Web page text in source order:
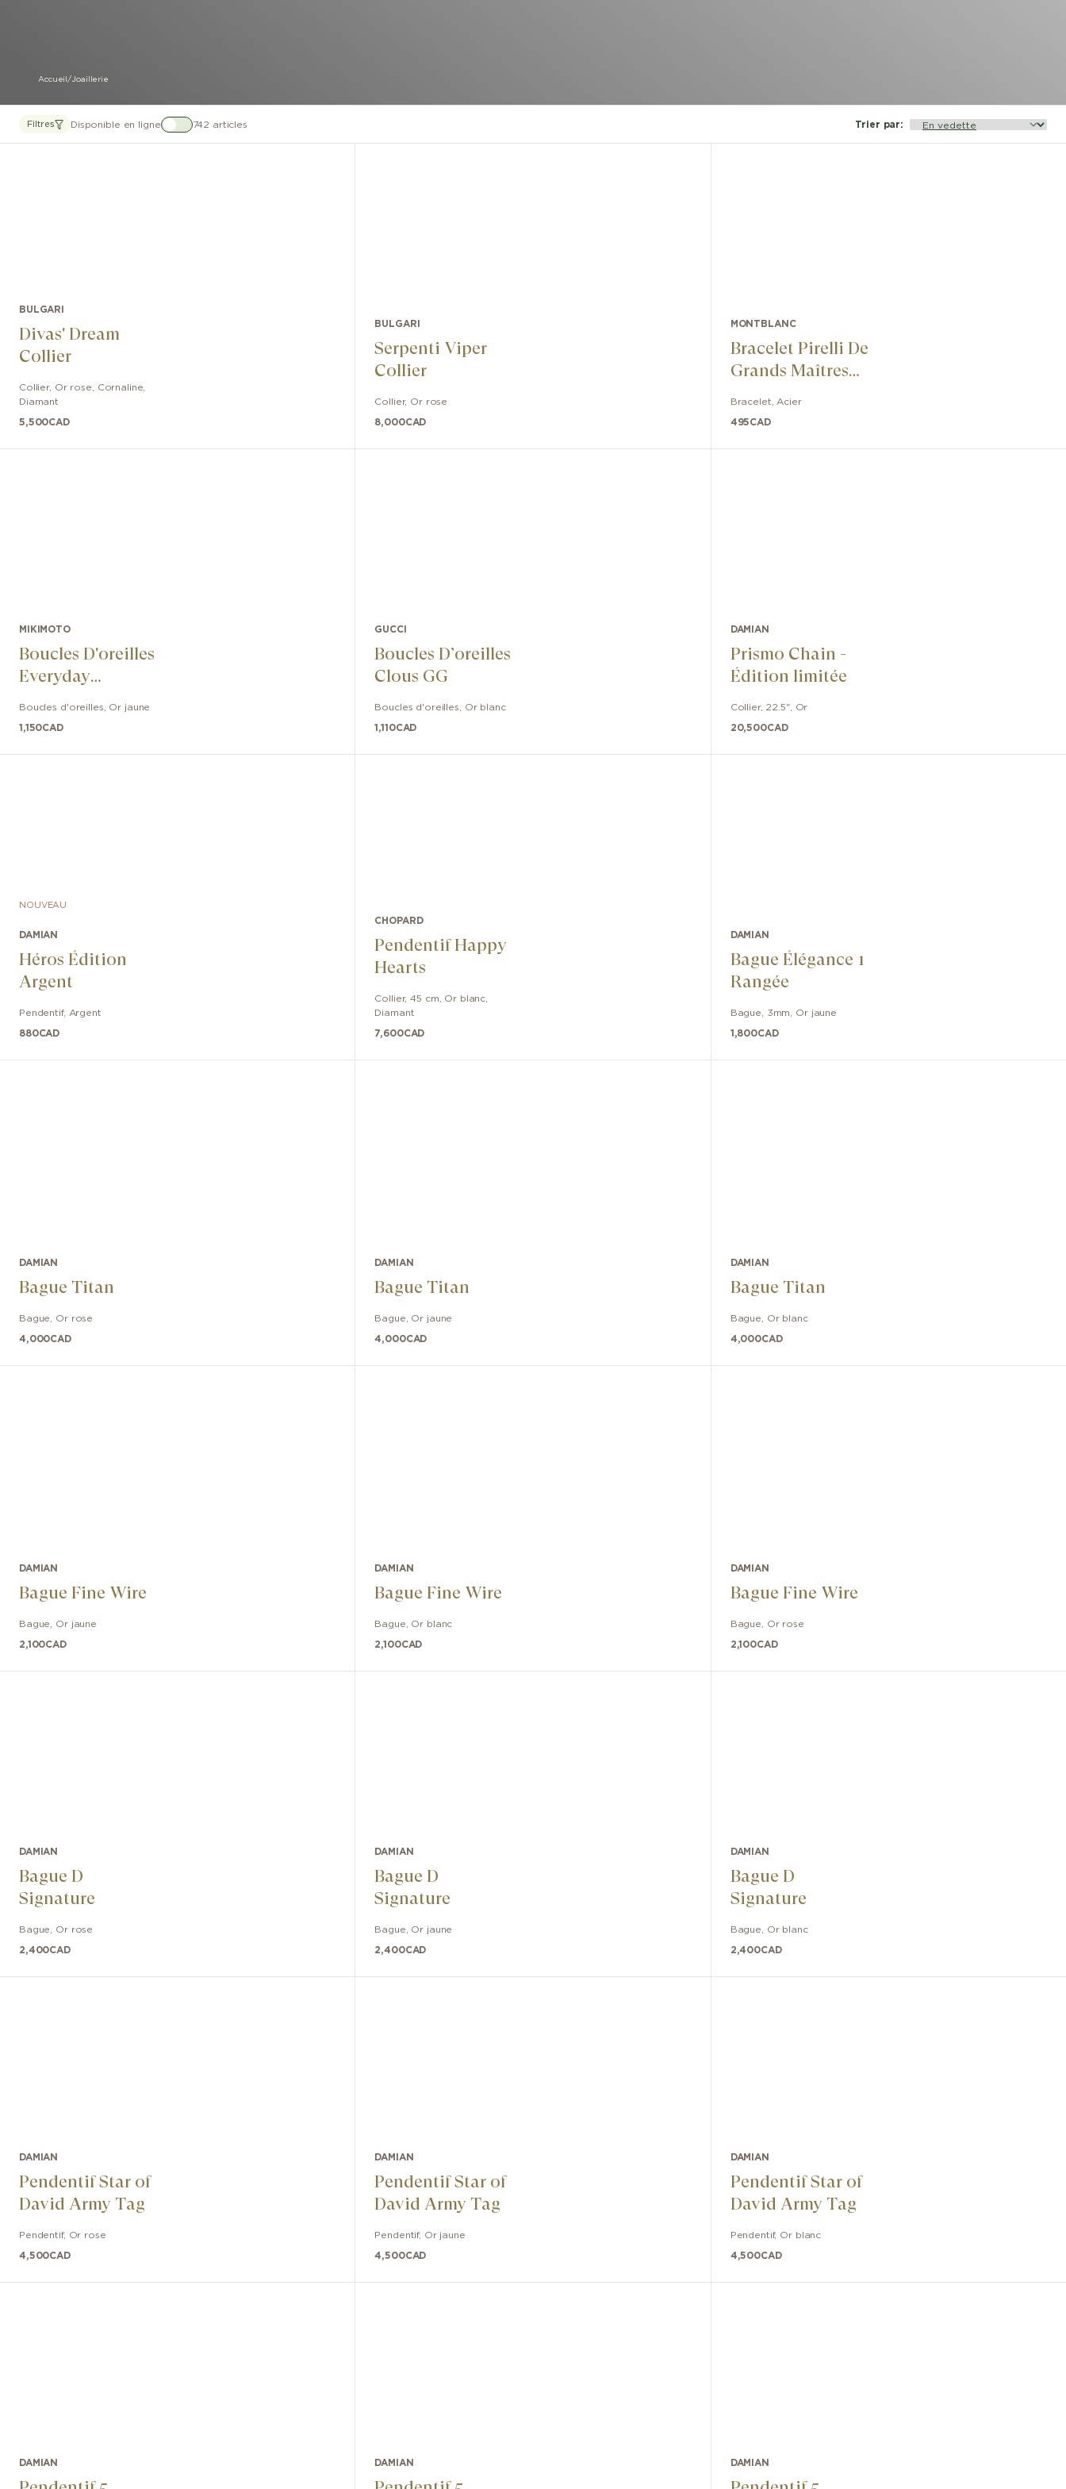
Accueil/Joaillerie
Filtres Disponible en ligne 742 articles Trier par:
BULGARI
Divas' Dream
Collier
Collier, Or rose
Cornaline,
Diamant
5,500CAD
BULGARI
Serpenti Viper
Collier
Collier, Or rose
8,000CAD
MONTBLANC
Bracelet Pirelli De
Grands Maîtres
Et Acier Avec
Bracelet Acier
495CAD
MIKIMOTO
Boucles D'oreilles
Everyday
A+
Boucles d'oreilles Or jaune
1,150CAD
GUCCI
Boucles D’oreilles
Clous GG
Boucles d'oreilles Or blanc
1,110CAD
DAMIAN
Prismo Chain -
Édition limitée
Collier, 22.5", Or
20,500CAD
NOUVEAU
DAMIAN
Héros Édition
Argent
Pendentif, Argent
880CAD
CHOPARD
Pendentif Happy
Hearts
Collier,45 cm Or blanc
Diamant
7,600CAD
DAMIAN
Bague Élégance 1
Rangée
Bague 3mm Or jaune
1,800CAD
DAMIAN
Bague Titan
Bague Or rose
4,000CAD
DAMIAN
Bague Titan
Bague Or jaune
4,000CAD
DAMIAN
Bague Titan
Bague Or blanc
4,000CAD
DAMIAN
Bague Fine Wire
Bague Or jaune
2,100CAD
DAMIAN
Bague Fine Wire
Bague Or blanc
2,100CAD
DAMIAN
Bague Fine Wire
Bague Or rose
2,100CAD
DAMIAN
Bague D
Signature
Bague Or rose
2,400CAD
DAMIAN
Bague D
Signature
Bague Or jaune
2,400CAD
DAMIAN
Bague D
Signature
Bague Or blanc
2,400CAD
DAMIAN
Pendentif Star of
David Army Tag
Pendentif, Or rose
4,500CAD
DAMIAN
Pendentif Star of
David Army Tag
Pendentif, Or jaune
4,500CAD
DAMIAN
Pendentif Star of
David Army Tag
Pendentif, Or blanc
4,500CAD
DAMIAN DAMIAN DAMIAN